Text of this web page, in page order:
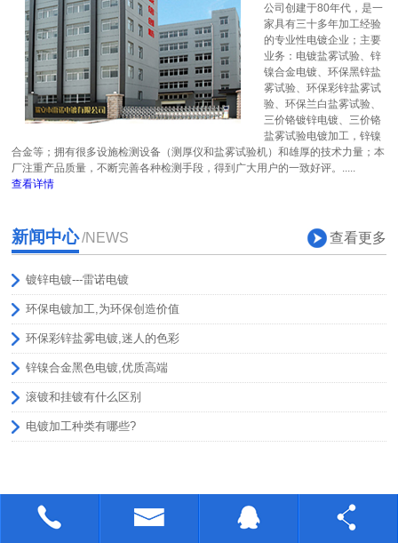
公司创建于80年代，是一
家具有三十多年加工经验
的专业性电镀企业；主要
业务：电镀盐雾试验、锌
镍合金电镀、环保黑锌盐
雾试验、环保彩锌盐雾试
验、环保兰白盐雾试验、
三价铬镀锌电镀、三价铬
盐雾试验电镀加工，锌镍
合金等；拥有很多设施检测设备（测厚仪和盐雾试验机）和雄厚的技术力量；本
厂注重产品质量，不断完善各种检测手段，得到广大用户的一致好评。.....
查看详情
新闻中心/NEWS 查看更多
镀锌电镀---雷诺电镀
环保电镀加工,为环保创造价值
环保彩锌盐雾电镀,迷人的色彩
锌镍合金黑色电镀,优质高端
滚镀和挂镀有什么区别
电镀加工种类有哪些?